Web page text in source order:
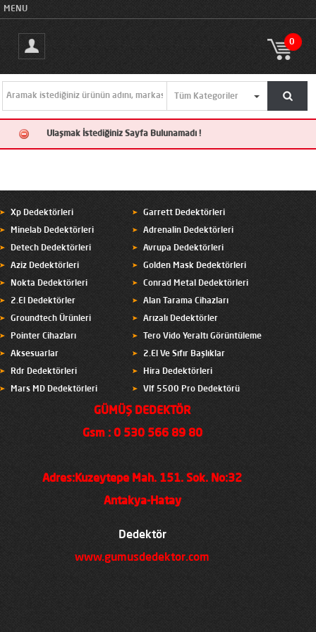
MENU
0
Ulaşmak İstediğiniz Sayfa Bulunamadı !
Xp Dedektörleri Garrett Dedektörleri
Minelab Dedektörleri Adrenalin Dedektörleri
Detech Dedektörleri Avrupa Dedektörleri
Aziz Dedektörleri Golden Mask Dedektörleri
Nokta Dedektörleri Conrad Metal Dedektörleri
2.El Dedektörler Alan Tarama Cihazları
Groundtech Ürünleri Arızalı Dedektörler
Pointer Cihazları Tero Vido Yeraltı Görüntüleme
Aksesuarlar 2.El Ve Sıfır Başlıklar
Rdr Dedektörleri Hira Dedektörleri
Mars MD Dedektörleri Vlf 5500 Pro Dedektörü
GÜMÜŞ DEDEKTÖR
Gsm : 0 530 566 89 80
Adres:Kuzeytepe Mah. 151. Sok. No:32
Antakya-Hatay
Dedektör
www.gumusdedektor.com